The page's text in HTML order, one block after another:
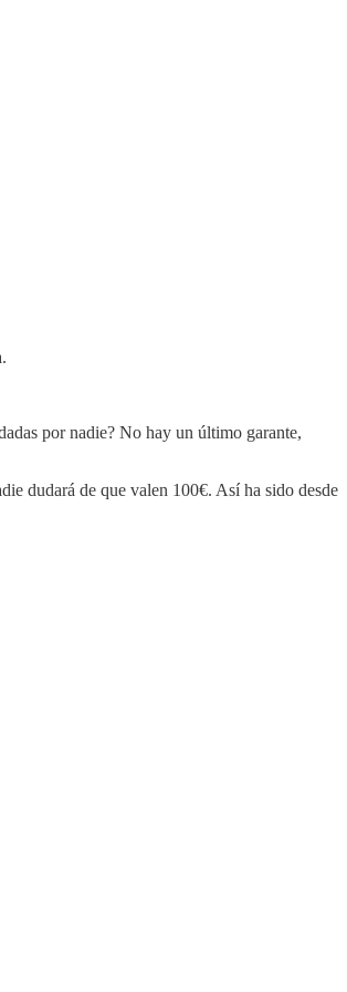
por nadie? No hay un último garante,
dudará de que valen 100€. Así ha sido desde